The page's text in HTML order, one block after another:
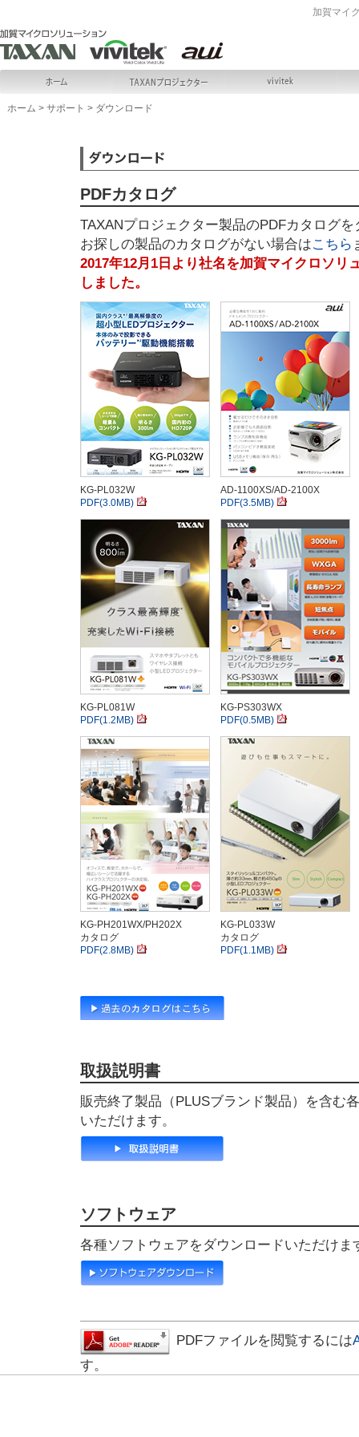
加賀マイ
ホーム > サポート > ダウンロード
PDFカタログ
TAXANプロジェクター製品のPDFカタログ
お探しの製品のカタログがない場合はこちら
2017年12月1日より社名を加賀マイクロソリ
しました。
KG-PL032W
PDF(3.0MB)
AD-1100XS/AD-2100X
PDF(3.5MB)
KG-PL081W
PDF(1.2MB)
KG-PS303WX
PDF(0.5MB)
KG-PH201WX/PH202X
カタログ
PDF(2.8MB)
KG-PL033W
カタログ
PDF(1.1MB)
取扱説明書
販売終了製品（PLUSブランド製品）を含む
いただけます。
ソフトウェア
各種ソフトウェアをダウンロードいただけま
PDFファイルを閲覧するには
す。